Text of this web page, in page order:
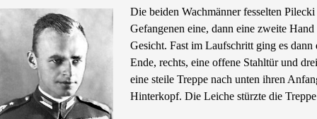
Die beiden Wachmänner fesselten
Gefangenen eine, dann eine zweite
Gesicht. Fast im Laufschritt ging es
Ende, rechts, eine offene Stahltür und
eine steile Treppe nach unten ihren
Hinterkopf. Die Leiche stürzte die